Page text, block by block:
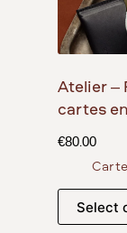
Atelier –
cartes
€80.00
Select